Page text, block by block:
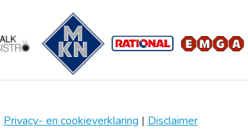
Privacy- en cookieverklaring | Disclaimer